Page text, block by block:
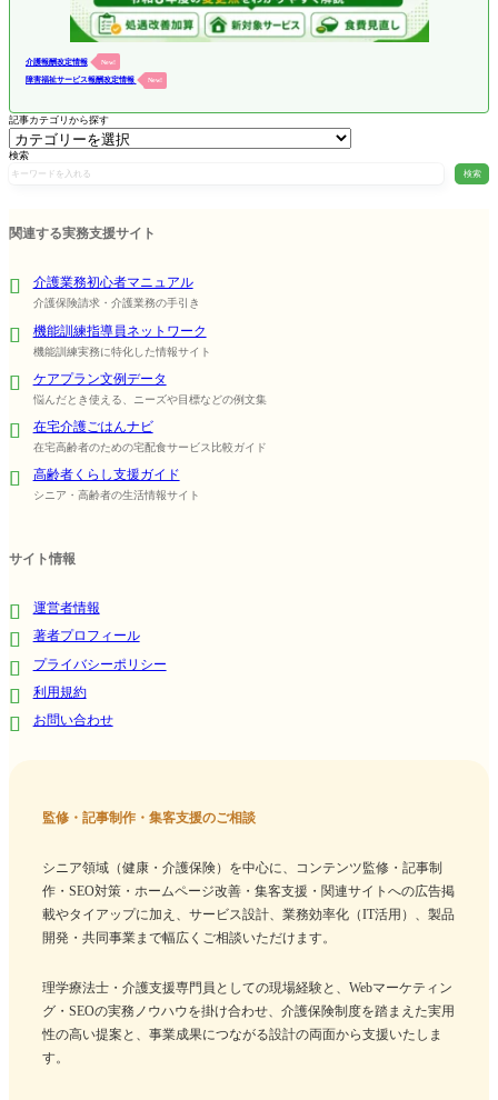
介護報酬改定情報 New!
障害福祉サービス報酬改定情報 New!
記事カテゴリから探す
検索
検索
関連する実務支援サイト
介護業務初心者マニュアル
介護保険請求・介護業務の手引き
機能訓練指導員ネットワーク
機能訓練実務に特化した情報サイト
ケアプラン文例データ
悩んだとき使える、ニーズや目標などの例文集
在宅介護ごはんナビ
在宅高齢者のための宅配食サービス比較ガイド
高齢者くらし支援ガイド
シニア・高齢者の生活情報サイト
サイト情報
運営者情報
著者プロフィール
プライバシーポリシー
利用規約
お問い合わせ
監修・記事制作・集客支援のご相談
シニア領域（健康・介護保険）を中心に、コンテンツ監修・記事制
作・SEO対策・ホームページ改善・集客支援・関連サイトへの広告掲
載やタイアップに加え、サービス設計、業務効率化（IT活用）、製品
開発・共同事業まで幅広くご相談いただけます。
理学療法士・介護支援専門員としての現場経験と、Webマーケティン
グ・SEOの実務ノウハウを掛け合わせ、介護保険制度を踏まえた実用
性の高い提案と、事業成果につながる設計の両面から支援いたしま
す。